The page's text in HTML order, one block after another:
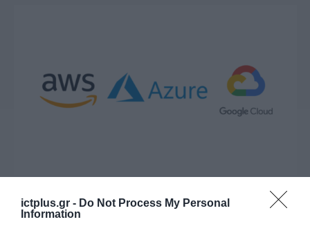
ictplus.gr - Do Not Process My Personal
Information
Amazon και Microsoft θα